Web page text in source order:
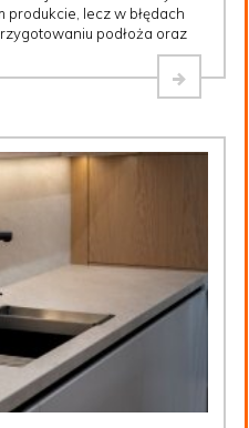
lecz w błędach
podłoża oraz